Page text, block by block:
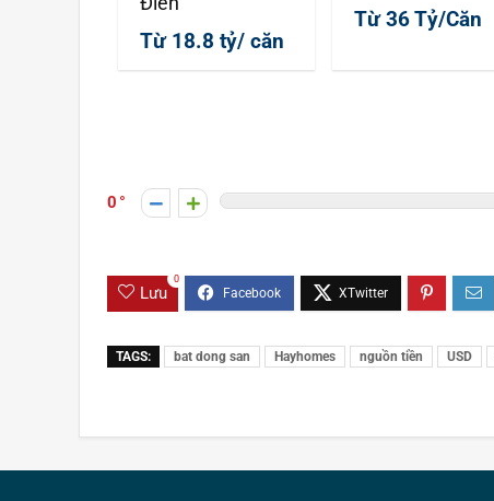
Từ 18.8 tỷ/ căn
Từ 36 Tỷ/Căn
0
Lưu
0
TAGS: bat dong san Hayhomes nguồn tiền USD